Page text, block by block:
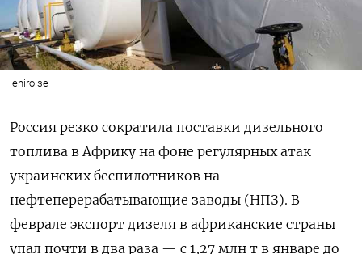
eniro.se
Россия резко сократила поставки дизельного
топлива в Африку на фоне регулярных атак
украинских беспилотников на
нефтеперерабатывающие заводы (НПЗ). В
феврале экспорт дизеля в африканские страны
упал почти в два раза — с 1,27 млн т в январе до